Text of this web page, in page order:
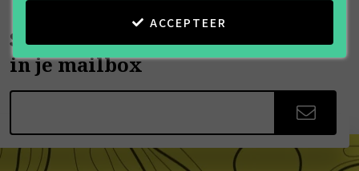
Scherpe aanbiedingen
in je mailbox
ACCEPTEER